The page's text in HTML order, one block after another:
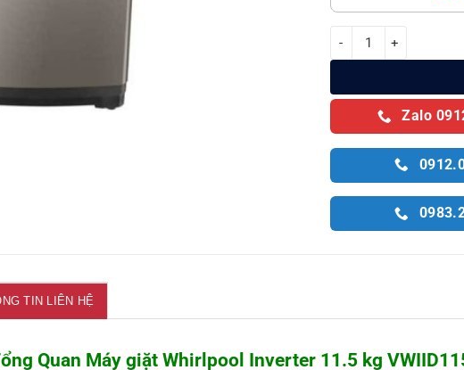
Máy giặt Whirlpool
Zalo
TIN LIÊN HỆ
Quan Máy giặt Whirlpool Inverter 11.5 kg